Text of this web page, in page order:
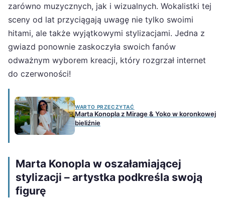
zarówno muzycznych, jak i wizualnych. Wokalistki tej
sceny od lat przyciągają uwagę nie tylko swoimi
hitami, ale także wyjątkowymi stylizacjami. Jedna z
gwiazd ponownie zaskoczyła swoich fanów
odważnym wyborem kreacji, który rozgrzał internet
do czerwoności!
WARTO PRZECZYTAĆ
Marta Konopla z Mirage & Yoko w koronkowej
bieliźnie
Marta Konopla w oszałamiającej
stylizacji – artystka podkreśla swoją
figurę